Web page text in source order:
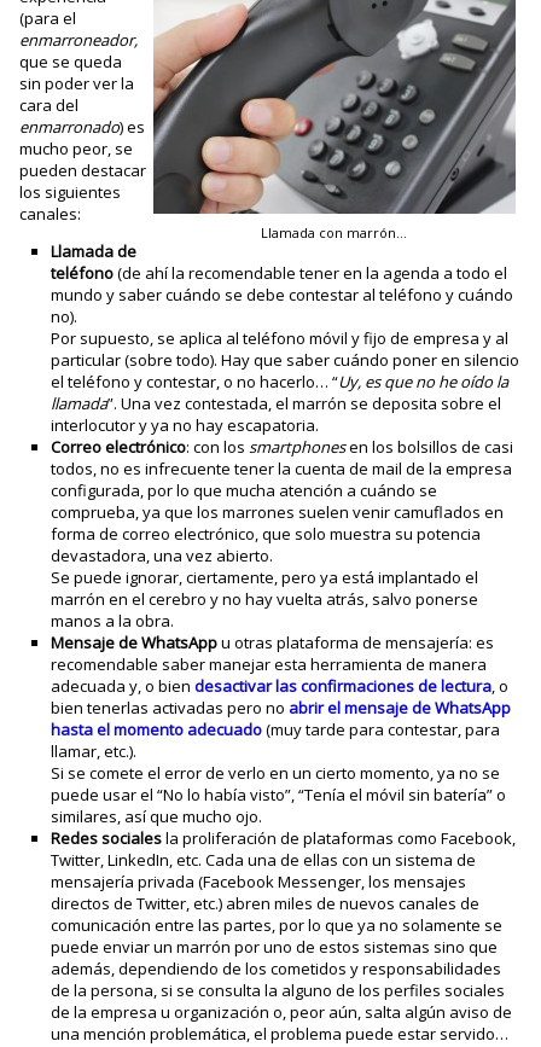
Llamada con marrón…
(para el
enmarroneador,
que se queda
sin poder ver la
cara del
enmarronado) es
mucho peor, se
pueden destacar
los siguientes
canales:
Llamada de
teléfono(de ahí la recomendable tener en la agenda a todo el
mundo y saber cuándo se debe contestar al teléfono y cuándo
no).
Por supuesto, se aplica al teléfono móvil y fijo de empresa y al
particular (sobre todo). Hay que saber cuándo poner en silencio
el teléfono y contestar, o no hacerlo… “Uy, es que no he oído la
llamada”. Una vez contestada, el marrón se deposita sobre el
interlocutor y ya no hay escapatoria.
Correo electrónico: con lossmartphonesen los bolsillos de casi
todos, no es infrecuente tener la cuenta de mail de la empresa
configurada, por lo que mucha atención a cuándo se
comprueba, ya que los marrones suelen venir camuflados en
forma de correo electrónico, que solo muestra su potencia
devastadora, una vez abierto.
Se puede ignorar, ciertamente, pero ya está implantado el
marrón en el cerebro y no hay vuelta atrás, salvo ponerse
manos a la obra.
Mensaje de WhatsAppu otras plataforma de mensajería: es
recomendable saber manejar esta herramienta de manera
adecuada y, o biendesactivar las confirmaciones de lectura, o
bien tenerlas activadas pero no abrir el mensaje de WhatsApp
hasta el momento adecuado(muy tarde para contestar, para
llamar, etc.).
Si se comete el error de verlo en un cierto momento, ya no se
puede usar el “No lo había visto”, “Tenía el móvil sin batería” o
similares, así que mucho ojo.
Redes socialesla proliferación de plataformas como Facebook,
Twitter, LinkedIn, etc. Cada una de ellas con un sistema de
mensajería privada (Facebook Messenger, los mensajes
directos de Twitter, etc.) abren miles de nuevos canales de
comunicación entre las partes, por lo que ya no solamente se
puede enviar un marrón por uno de estos sistemas sino que
además, dependiendo de los cometidos y responsabilidades
de la persona, si se consulta la alguno de los perfiles sociales
de la empresa u organización o, peor aún, salta algún aviso de
una mención problemática, el problema puede estar servido…